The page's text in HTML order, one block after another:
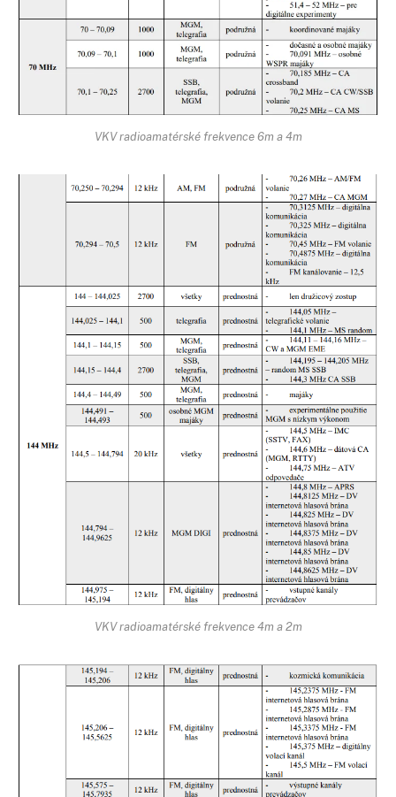
VKV radioamatérské frekvence 6m a 4m
VKV radioamatérské frekvence 4m a 2m